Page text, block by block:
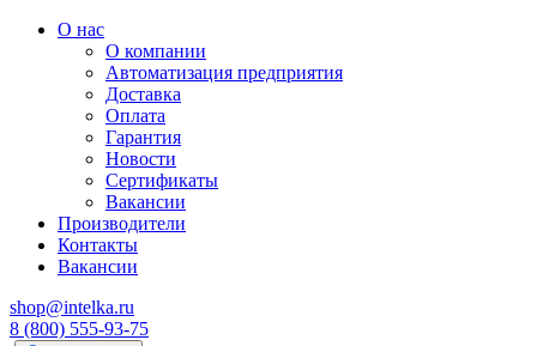
О нас
О компании
Автоматизация предприятия
Доставка
Оплата
Гарантия
Новости
Сертификаты
Вакансии
Производители
Контакты
Вакансии
shop@intelka.ru
8 (800) 555-93-75